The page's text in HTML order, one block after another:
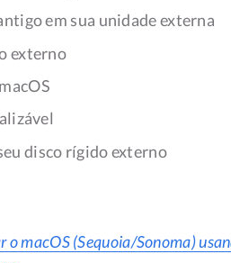
em sua unidade externa
externo
disco rígido externo
o macOS (Sequoia/Sonoma)